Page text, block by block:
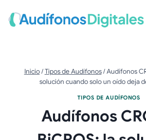
contenido
Inicio / Tipos de Audífonos / Audífonos
solución cuando solo un oído deja
TIPOS DE AUDÍFONOS
Audífonos